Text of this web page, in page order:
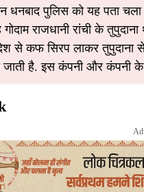
धनबाद पुलिस को यह पता
राजधानी रांची के तुपुदाना
से कफ सिरप लाकर
जाती है. इस कंपनी और कंपनी के